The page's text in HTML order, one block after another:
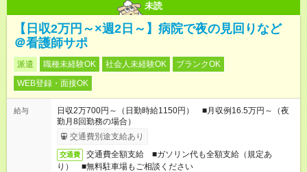
未読
【日収2万円～×週2日～】病院で夜の見回りなど
＠看護師サポ
派遣 職種未経験OK 社会人未経験OK
ブランクOK
WEB登録・面接OK
給与
日収2万700円～（日勤時給1150円） ■月収例16.5万円～（夜
勤月8回勤務の場合）
交通費別途支給あり
交通費
交通費全額支給 ■ガソリン代も全額支給（規定あ
り） ■無料駐車場もご相談ください